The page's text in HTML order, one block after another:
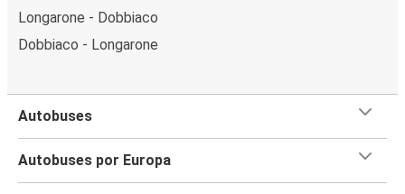
Longarone - Dobbiaco
Dobbiaco - Longarone
Autobuses
Autobuses por Europa